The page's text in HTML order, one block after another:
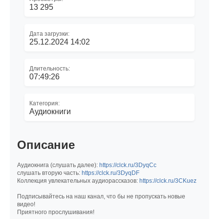
13 295
Дата загрузки:
25.12.2024 14:02
Длительность:
07:49:26
Категория:
Аудиокниги
Описание
Аудиокнига (слушать далее): https://clck.ru/3DyqCc
слушать вторую часть: https://clck.ru/3DyqDF
Коллекция увлекательных аудиорассказов: https://clck.ru/3CKuez
Подписывайтесь на наш канал, что бы не пропускать новые
видео!
Приятного прослушивания!